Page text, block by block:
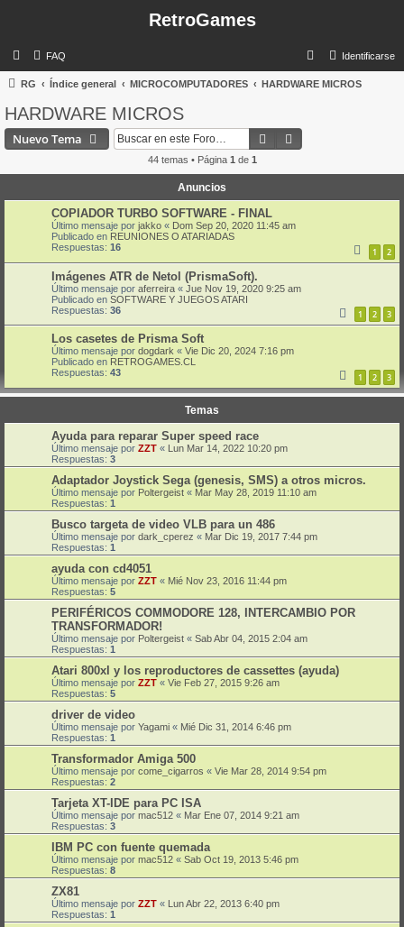
RetroGames
FAQ Identificarse
RG Índice general MICROCOMPUTADORES HARDWARE MICROS
HARDWARE MICROS
Nuevo Tema Buscar
44 temas • Página 1 de 1
Anuncios
COPIADOR TURBO SOFTWARE - FINAL
Último mensaje por jakko « Dom Sep 20, 2020 11:45 am
Publicado en REUNIONES O ATARIADAS
Respuestas: 16 1 2
Imágenes ATR de Netol (PrismaSoft).
Último mensaje por aferreira « Jue Nov 19, 2020 9:25 am
Publicado en SOFTWARE Y JUEGOS ATARI
Respuestas: 36 1 2 3
Los casetes de Prisma Soft
Último mensaje por dogdark « Vie Dic 20, 2024 7:16 pm
Publicado en RETROGAMES.CL
Respuestas: 43 1 2 3
Temas
Ayuda para reparar Super speed race
Último mensaje por ZZT « Lun Mar 14, 2022 10:20 pm
Respuestas: 3
Adaptador Joystick Sega (genesis, SMS) a otros micros.
Último mensaje por Poltergeist « Mar May 28, 2019 11:10 am
Respuestas: 1
Busco targeta de video VLB para un 486
Último mensaje por dark_cperez « Mar Dic 19, 2017 7:44 pm
Respuestas: 1
ayuda con cd4051
Último mensaje por ZZT « Mié Nov 23, 2016 11:44 pm
Respuestas: 5
PERIFÉRICOS COMMODORE 128, INTERCAMBIO POR
TRANSFORMADOR!
Último mensaje por Poltergeist « Sab Abr 04, 2015 2:04 am
Respuestas: 1
Atari 800xl y los reproductores de cassettes (ayuda)
Último mensaje por ZZT « Vie Feb 27, 2015 9:26 am
Respuestas: 5
driver de video
Último mensaje por Yagami « Mié Dic 31, 2014 6:46 pm
Respuestas: 1
Transformador Amiga 500
Último mensaje por come_cigarros « Vie Mar 28, 2014 9:54 pm
Respuestas: 2
Tarjeta XT-IDE para PC ISA
Último mensaje por mac512 « Mar Ene 07, 2014 9:21 am
Respuestas: 3
IBM PC con fuente quemada
Último mensaje por mac512 « Sab Oct 19, 2013 5:46 pm
Respuestas: 8
ZX81
Último mensaje por ZZT « Lun Abr 22, 2013 6:40 pm
Respuestas: 1